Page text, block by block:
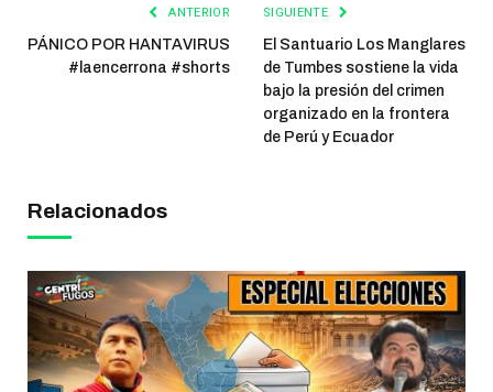
ANTERIOR
PÁNICO POR HANTAVIRUS
#laencerrona #shorts
SIGUIENTE
El Santuario Los Manglares
de Tumbes sostiene la vida
bajo la presión del crimen
organizado en la frontera
de Perú y Ecuador
Relacionados